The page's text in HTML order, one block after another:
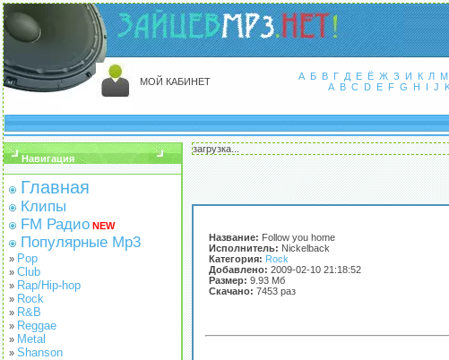
МОЙ КАБИНЕТ А Б В Г Д Е Ё Ж З И К Л М
A B C D E F G H I J
Навигация
Главная
Клипы
FM Радио NEW
Популярные Mp3
» Pop
» Club
» Rap/Hip-hop
» Rock
» R&B
» Reggae
» Metal
» Shanson
загрузка...
Название: Follow you home
Исполнитель: Nickelback
Категория: Rock
Добавлено: 2009-02-10 21:18:52
Размер: 9.93 Мб
Скачано: 7453 раз